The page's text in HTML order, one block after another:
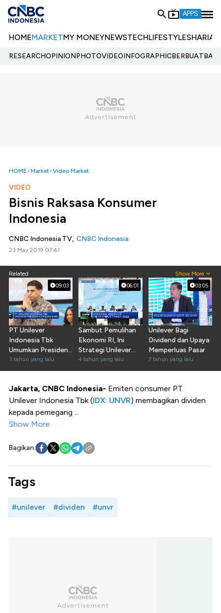
APPS
HOMEMARKETMY MONEYNEWSTECHLIFESTYLESHARIA
RESEARCHOPINIONPHOTOVIDEOINFOGRAPHIC
HOME Market Video Market
VIDEO
Bisnis Raksasa Konsumer
Indonesia
CNBC Indonesia TV, CNBC Indonesia
23 May 2019 07:41
Related Show More
09:03
PT Unilever
Indonesia Tbk
Umumkan Presiden
Komisaris Baru
3 tahun yang lalu
06:01
Sambut Pemulihan
Ekonomi RI, Ini
Strategi Unilever
Pada 2022
4 tahun yang lalu
03:05
Unilever Bagi
Dividend dan Upaya
Memperluas Pasar
7 tahun yang lalu
Jakarta, CNBC Indonesia- Emiten consumer PT
Unilever Indonesia Tbk (IDX: UNVR) membagikan dividen
kepada pemegang ...
Show More
Bagikan:
Tags
#unilever #dividen #unvr